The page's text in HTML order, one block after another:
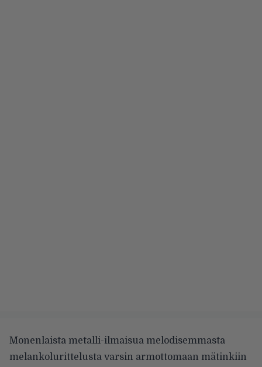
Monenlaista metalli-ilmaisua melodisemmasta
melankolurittelusta varsin armottomaan mätinkiin